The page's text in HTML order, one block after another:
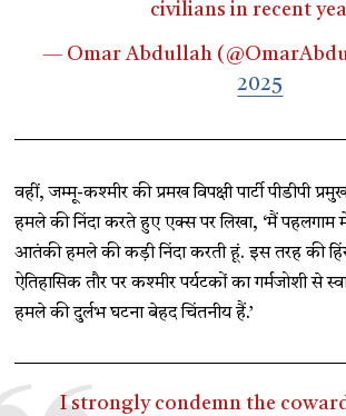
civilians in recent
— Omar Abdullah
2025
वहीं, जम्मू-कश्मीर की प्रमख विपक्षी पार्टी पीडीपी
हमले की निंदा करते हुए एक्स पर लिखा, ‘मैं पहलगाम
आतंकी हमले की कड़ी निंदा करती हूं. इस तरह की
ऐतिहासिक तौर पर कश्मीर पर्यटकों का गर्मजोशी से
हमले की दुर्लभ घटना बेहद चिंतनीय हैं.’
I strongly condemn the